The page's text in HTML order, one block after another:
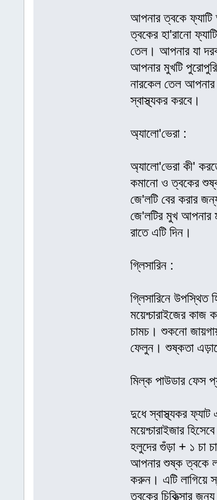
আপনার ত্বকে
ত্বকের হা'রানো
তেল। আপনার যা
আপনার মুখটি
নারকেল তেল
স্বাস্থ্যকর করবে।
অ্যালো'ভেরা :
অ্যালো'ভেরা কী'
কমানো ও ত্বকের
জে'লটি বের করার
জে'লটির মুখ আপনার
রাতে এটি দিন।
গ্লিসারিন :
গ্লিসারিনে উপস্থিত
ময়েশ্চারাইজের কাজ
চামচ। শুকনো
ফেলুন। শুষ্কতা
মিল্ক পাউডার ফেস
দুধে স্বাস্থ্যকর
ময়েশ্চারাইজার
হলুদের গুঁড়া + ১ চা
আপনার শুষ্ক ত্বকে
করুন। এটি লাগিয়ে
ত্বকের চিকিত্সার